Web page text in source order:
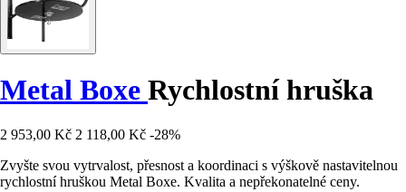
Metal Boxe Rychlostní hruška
2 953,00 Kč 2 118,00 Kč -28%
Zvyšte svou vytrvalost, přesnost a koordinaci s výškově nastavitelnou
rychlostní hruškou Metal Boxe. Kvalita a nepřekonatelné ceny.